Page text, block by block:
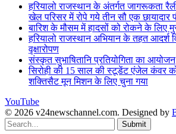
हरियालो राजस्थान के अंतर्गत जागरूकता
खेल परिसर में रोपे गये तीन सौ एक छायादार
बारिश के मौसम में हादसों को रोकने के लिए
हरियालो राजस्थान अभियान के तहत आदर्श
वृक्षारोपण
संस्कृत सुभाषितानि प्रतियोगिता का आयोजन
सिरोही की 15 साल की स्टूडेंट एंजेल कंवर
शक्तिसैट मून मिशन के लिए चुना गया
YouTube
© 2026 v24newschannel.com. Designed by
Submit